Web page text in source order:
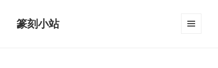
篆刻小站